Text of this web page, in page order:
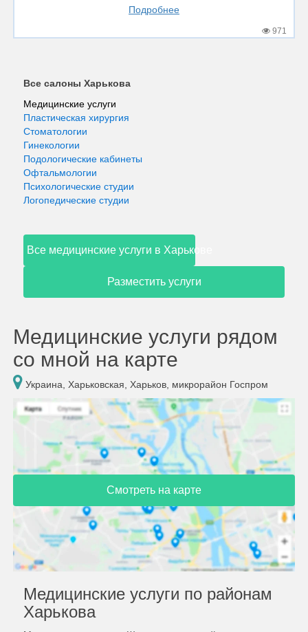
Подробнее
971
Все салоны Харькова
Медицинские услуги
Пластическая хирургия
Стоматологии
Гинекологии
Подологические кабинеты
Офтальмологии
Психологические студии
Логопедические студии
Все медицинские услуги в Харькове
Разместить услуги
Медицинские услуги рядом
со мной на карте
Украина, Харьковская, Харьков, микрорайон Госпром
Смотреть на карте
Медицинские услуги по районам
Харькова